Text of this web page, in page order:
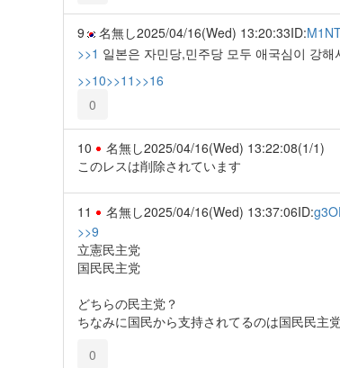
9 名無し2025/04/16(Wed) 13:20:33ID:
>>1 일본은 자민당,민주당 모두 애국심이 강
>>10>>11 >>16
0
10 名無し2025/04/16(Wed) 13:22:08(1/1)
このレスは削除されています
11 名無し2025/04/16(Wed) 13:37:06ID:
>>9
立憲民主党
国民民主党
どちらの民主党？
ちなみに国民から支持されてるのは国民民主
0